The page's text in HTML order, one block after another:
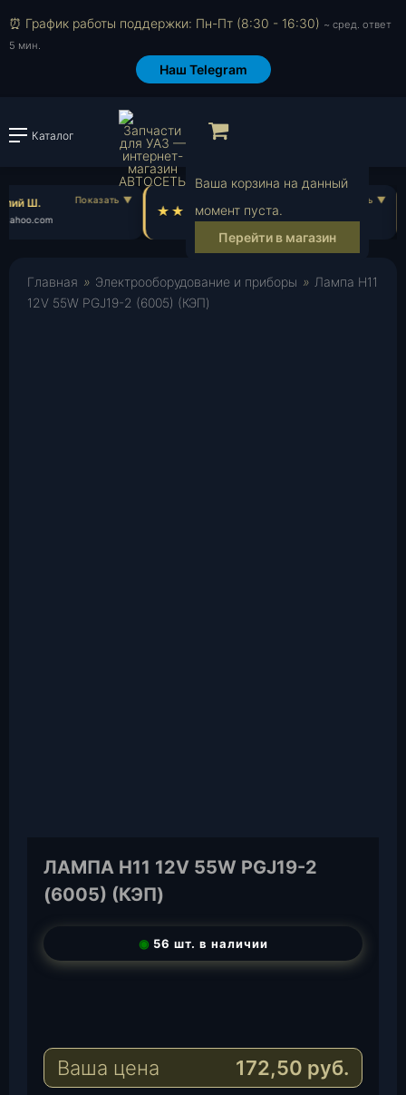
⏰ График работы поддержки: Пн-Пт (8:30 - 16:30) ~ сред. ответ
5 мин.
Наш Telegram
Каталог Войти или
Просмотр
Ваша корзина на данный
момент пуста.
Перейти в магазин
Ш.
ro***@gmail.com
Главная » Электрооборудование и приборы » Лампа H11
12V 55W PGJ19-2 (6005) (КЭП)
ЛАМПА H11 12V 55W PGJ19-2
(6005) (КЭП)
◉ 56 шт. в наличии
e
r
a
s
a
Ваша цена 172,50 руб.